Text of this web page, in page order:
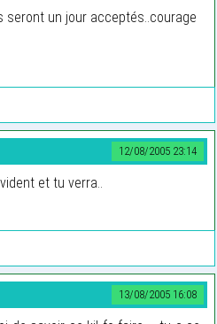
seront un jour acceptés..courage
12/08/2005 23:14
et tu verra..
13/08/2005 16:08